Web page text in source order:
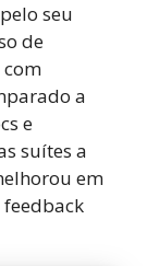
seu
de
a
e
suítes a
em
feedback